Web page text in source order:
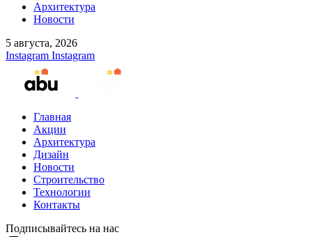
Архитектура
Новости
5 августа, 2026
Instagram Instagram
Главная
Акции
Архитектура
Дизайн
Новости
Строительство
Технологии
Контакты
Подписывайтесь на нас